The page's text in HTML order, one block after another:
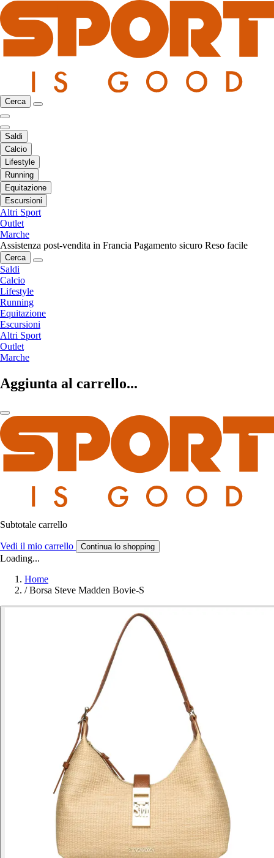
Cerca
Saldi
Calcio
Lifestyle
Running
Equitazione
Escursioni
Altri Sport
Outlet
Marche
Assistenza post-vendita in Francia Pagamento sicuro Reso facile
Cerca
Saldi
Calcio
Lifestyle
Running
Equitazione
Escursioni
Altri Sport
Outlet
Marche
Aggiunta al carrello...
Subtotale carrello
Vedi il mio carrello Continua lo shopping
Loading...
Home
/ Borsa Steve Madden Bovie-S